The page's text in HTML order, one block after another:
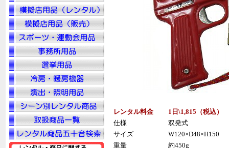
レンタル料金
1日\1,815（税込）
仕様
双発式
サイズ
W120×D48×H150
重量
約450g